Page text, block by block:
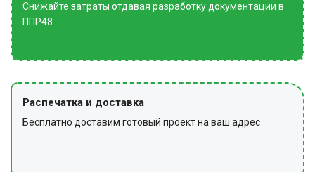
Снижайте затраты отдавая разработку документации в
ППР48
Распечатка и доставка
Бесплатно доставим готовый проект на ваш адрес